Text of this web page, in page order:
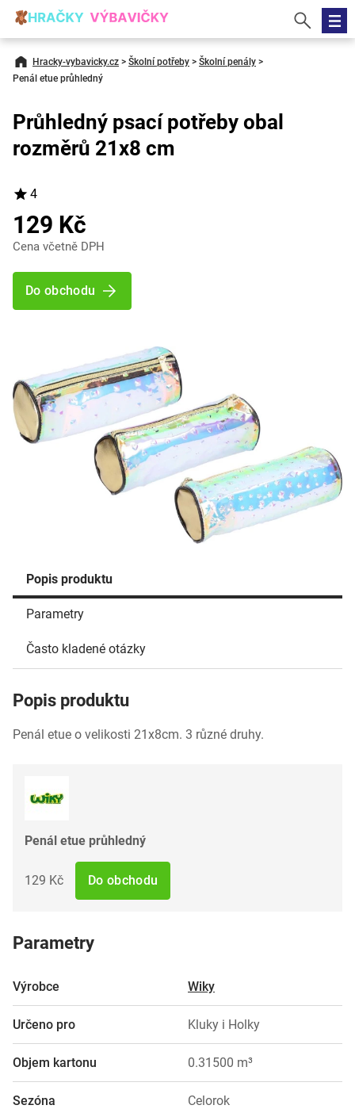
Hracky-vybavicky.cz > Školní potřeby > Školní penály >
Penál etue průhledný
Popis produktu
Parametry
Často kladené otázky
Popis produktu
Penál etue o velikosti 21x8cm. 3 různé druhy.
Penál etue průhledný
129 Kč Do obchodu
Parametry
Výrobce Wiky
Určeno pro Kluky i Holky
Objem kartonu 0.31500 m³
Sezóna Celorok
Průhledný psací potřeby obal
rozměrů 21x8 cm
4
129 Kč
Cena včetně DPH
Do obchodu